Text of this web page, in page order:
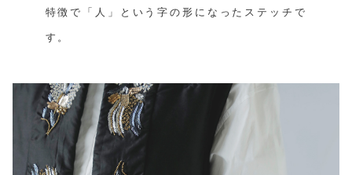
特徴で「人」という字の形になったステッチで
す。